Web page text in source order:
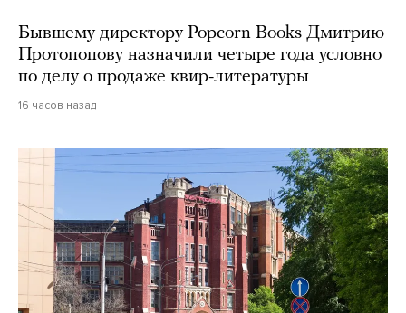
Бывшему директору Popcorn Books Дмитрию
Протопопову назначили четыре года условно
по делу о продаже квир-литературы
16 часов назад